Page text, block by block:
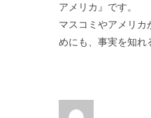
アメリカ』です。
マスコミやアメリカ
めにも、事実を知